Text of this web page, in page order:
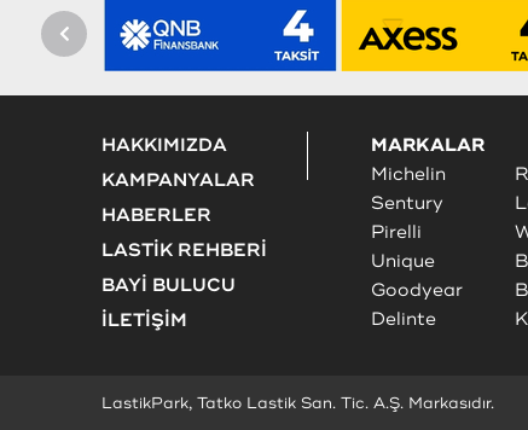
HAKKIMIZDA
KAMPANYALAR
HABERLER
LASTİK REHBERİ
BAYİ BULUCU
İLETİŞİM
MARKALAR
Michelin
Sentury
Pirelli
Unique
Goodyear
Delinte
LastikPark, Tatko Lastik San. Tic. A.Ş. Markasıdır.